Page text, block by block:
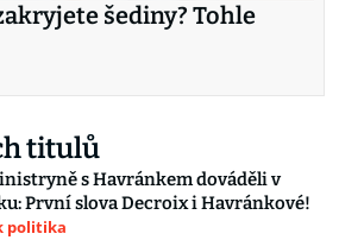
šediny? Tohle
titulů
s Havránkem dováděli v
První slova Decroix i Havránkové!
politika